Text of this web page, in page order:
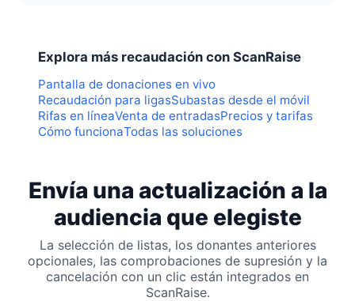
Explora más recaudación con ScanRaise
Pantalla de donaciones en vivo
Recaudación para ligasSubastas desde el móvil
Rifas en líneaVenta de entradasPrecios y tarifas
Cómo funcionaTodas las soluciones
Envía una actualización a la
audiencia que elegiste
La selección de listas, los donantes anteriores
opcionales, las comprobaciones de supresión y la
cancelación con un clic están integrados en
ScanRaise.